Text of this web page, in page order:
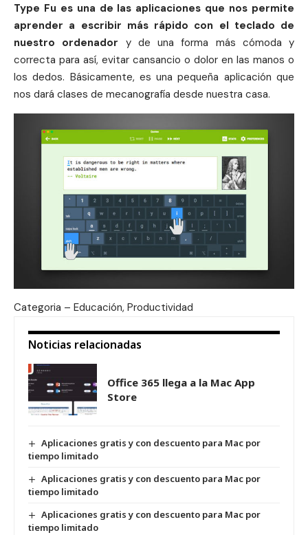
Type Fu es una de las aplicaciones que nos permite
aprender a escribir más rápido con el teclado de
nuestro ordenador y de una forma más cómoda y
correcta para así, evitar cansancio o dolor en las manos o
los dedos. Básicamente, es una pequeña aplicación que
nos dará clases de mecanografía desde nuestra casa.
Categoria – Educación, Productividad
Noticias relacionadas
Office 365 llega a la Mac App
Store
Aplicaciones gratis y con descuento para Mac por
tiempo limitado
Aplicaciones gratis y con descuento para Mac por
tiempo limitado
Aplicaciones gratis y con descuento para Mac por
tiempo limitado